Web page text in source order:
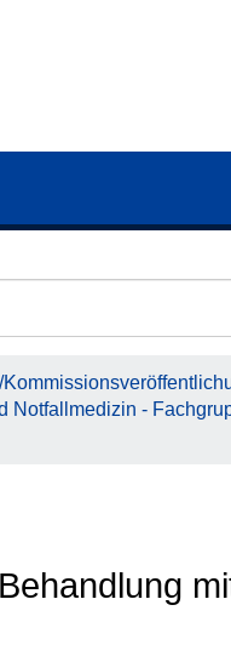
Notfallmedizin -